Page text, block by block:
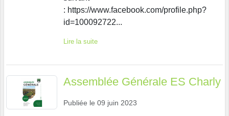
: https://www.facebook.com/profile.php?
id=100092722...
Lire la suite
Assemblée Générale ES Charly
Publiée le 09 juin 2023